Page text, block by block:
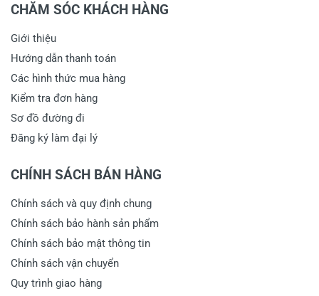
CHĂM SÓC KHÁCH HÀNG
Giới thiệu
Hướng dẫn thanh toán
Các hình thức mua hàng
Kiểm tra đơn hàng
Sơ đồ đường đi
Đăng ký làm đại lý
CHÍNH SÁCH BÁN HÀNG
Chính sách và quy định chung
Chính sách bảo hành sản phẩm
Chính sách bảo mật thông tin
Chính sách vận chuyển
Quy trình giao hàng